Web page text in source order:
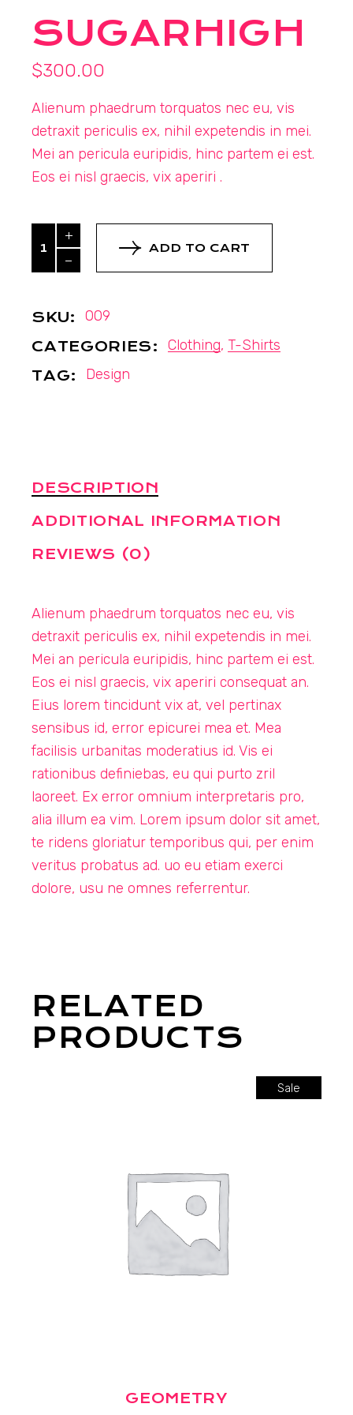
SUGARHIGH
$300.00
Alienum phaedrum torquatos nec eu, vis
detraxit periculis ex, nihil expetendis in mei.
Mei an pericula euripidis, hinc partem ei est.
Eos ei nisl graecis, vix aperiri .
Sugarhigh quantity
ADD TO CART
SKU: 009
CATEGORIES: Clothing, T-Shirts
TAG: Design
DESCRIPTION
ADDITIONAL INFORMATION
REVIEWS (0)
Alienum phaedrum torquatos nec eu, vis
detraxit periculis ex, nihil expetendis in mei.
Mei an pericula euripidis, hinc partem ei est.
Eos ei nisl graecis, vix aperiri consequat an.
Eius lorem tincidunt vix at, vel pertinax
sensibus id, error epicurei mea et. Mea
facilisis urbanitas moderatius id. Vis ei
rationibus definiebas, eu qui purto zril
laoreet. Ex error omnium interpretaris pro,
alia illum ea vim. Lorem ipsum dolor sit amet,
te ridens gloriatur temporibus qui, per enim
veritus probatus ad. uo eu etiam exerci
dolore, usu ne omnes referrentur.
RELATED
PRODUCTS
Sale
GEOMETRY